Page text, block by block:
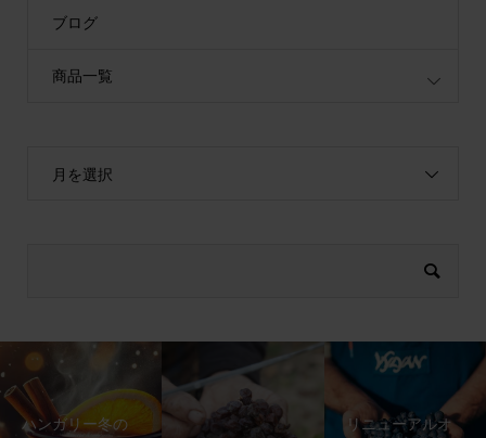
ブログ
商品一覧
月を選択
ハンガリー冬の
リニューアルオ